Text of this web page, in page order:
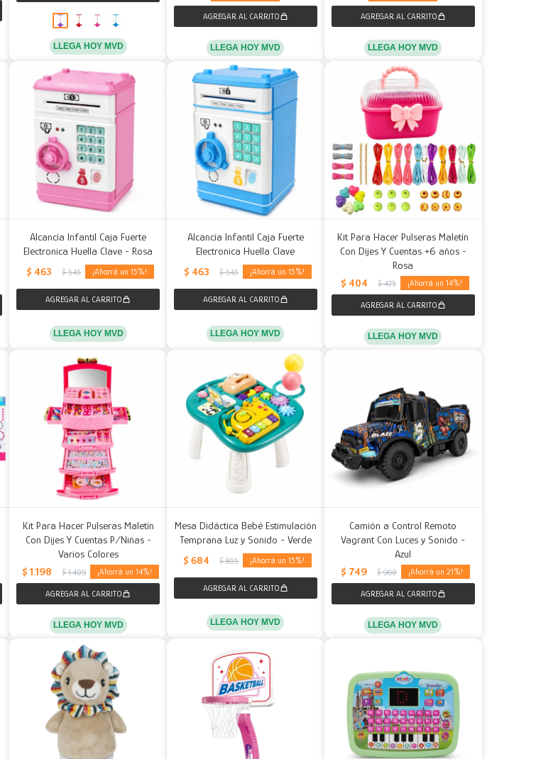
LLEGA HOY MVD LLEGA HOY MVD LLEGA HOY MVD
Alcancía Infantil Caja Fuerte
Electronica Huella Clave - Rosa
$ 463 $ 545 15
LLEGA HOY MVD
Alcancía Infantil Caja Fuerte
Electronica Huella Clave
$ 463 $ 545 15
LLEGA HOY MVD
Kit Para Hacer Pulseras Maletín
Con Dijes Y Cuentas +6 años -
Rosa
$ 404 $ 475 14
LLEGA HOY MVD
Kit Para Hacer Pulseras Maletín
Con Dijes Y Cuentas P/Niñas -
Varios Colores
$ 1.198 $ 1.409 14
LLEGA HOY MVD
Mesa Didáctica Bebé Estimulación
Temprana Luz y Sonido - Verde
$ 684 $ 805 15
LLEGA HOY MVD
Camión a Control Remoto
Vagrant Con Luces y Sonido -
Azul
$ 749 $ 960 21
LLEGA HOY MVD